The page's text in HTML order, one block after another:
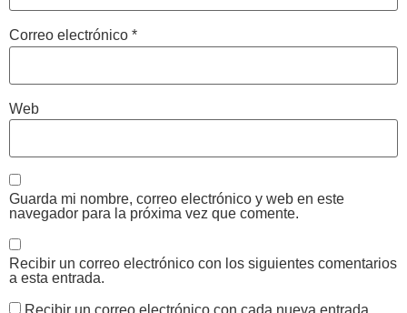
Correo electrónico *
Web
Guarda mi nombre, correo electrónico y web en este
navegador para la próxima vez que comente.
Recibir un correo electrónico con los siguientes comentarios
a esta entrada.
Recibir un correo electrónico con cada nueva entrada.